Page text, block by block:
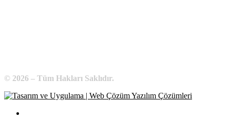
© 2026 – Tüm Hakları Saklıdır.